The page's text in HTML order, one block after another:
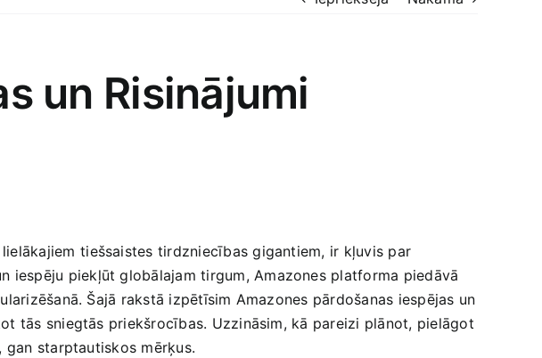
un Risinājumi
tiešsaistes tirdzniecības gigantiem, ir kļuvis par​
iespēju ‍piekļūt globālajam tirgum, Amazones platforma ​piedāvā‍
Šajā rakstā izpētīsim Amazones pārdošanas iespējas‌ un
tās sniegtās priekšrocības. Uzzināsim, kā pareizi plānot,⁢ pielāgot
starptautiskos mērķus.